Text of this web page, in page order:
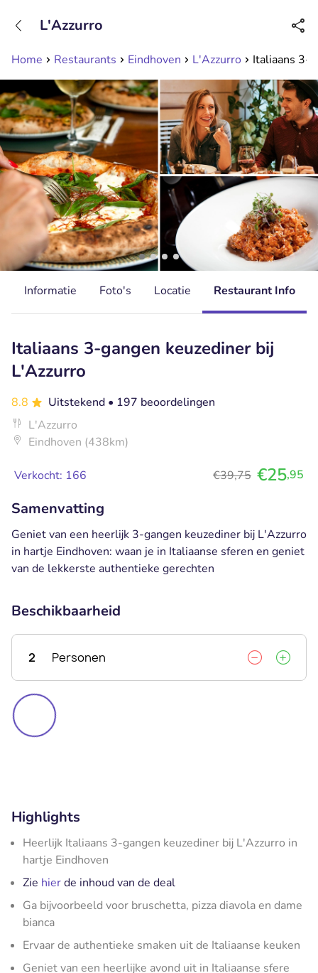
Bereikbaar tot 23:00 uur
Home Restaurants Eindhoven L'Azzurro Italiaans 3-
L'Azzurro
Informatie Foto's Locatie Restaurant Info
Italiaans 3-gangen keuzediner bij
L'Azzurro
8.8 Uitstekend • 197 beoordelingen
L'Azzurro
Eindhoven (438km)
Verkocht: 166 €39,75 €25,95
Samenvatting
Geniet van een heerlijk 3-gangen keuzediner bij L'Azzurro
in hartje Eindhoven: waan je in Italiaanse sferen en geniet
van de lekkerste authentieke gerechten
Beschikbaarheid
2 Personen
Highlights
Heerlijk Italiaans 3-gangen keuzediner bij L'Azzurro in
hartje Eindhoven
Zie hierde inhoud van de deal
Ga bijvoorbeeld voor bruschetta, pizza diavola en dame
bianca
Ervaar de authentieke smaken uit de Italiaanse keuken
Geniet van een heerlijke avond uit in Italiaanse sfere